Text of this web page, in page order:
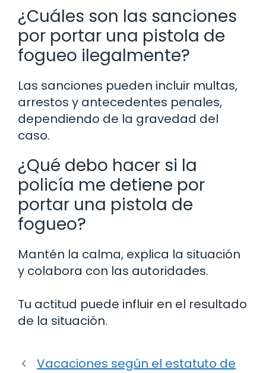
¿Cuáles son las sanciones
por portar una pistola de
fogueo ilegalmente?
Las sanciones pueden incluir multas,
arrestos y antecedentes penales,
dependiendo de la gravedad del
caso.
¿Qué debo hacer si la
policía me detiene por
portar una pistola de
fogueo?
Mantén la calma, explica la situación
y colabora con las autoridades.
Tu actitud puede influir en el resultado
de la situación.
Vacaciones según el estatuto de